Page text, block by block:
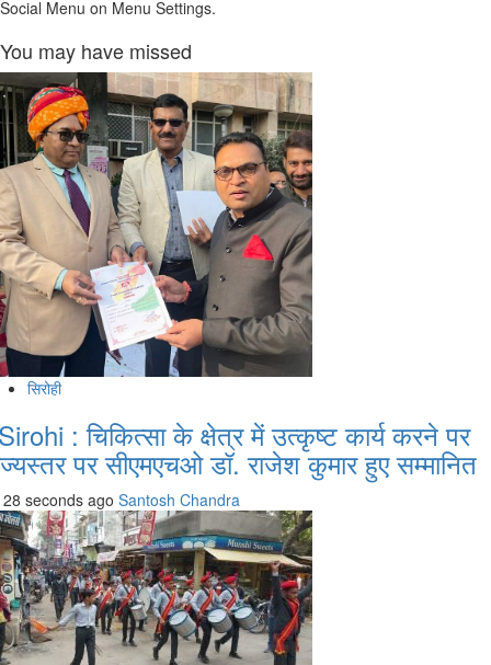
Social Menu on Menu Settings.
You may have missed
सिरोही
: चिकित्सा के क्षेत्र में उत्कृष्ट कार्य करने पर
पर सीएमएचओ डॉ. राजेश कुमार हुए सम्मानित
28 seconds ago Santosh Chandra